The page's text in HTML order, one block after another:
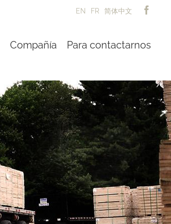
EN FR 简体中文
Compañía Para contactarnos